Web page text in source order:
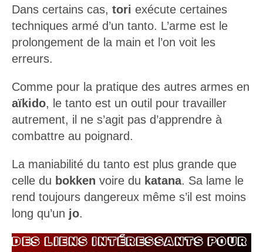
techniques armé d’un tanto. L’arme est le
prolongement de la main et l’on voit les
erreurs.
aïkido, le tanto est un outil pour travailler
autrement, il ne s’agit pas d’apprendre à
combattre au poignard.
celle dubokkenvoire dukatana. Sa lame le
rend toujours dangereux même s’il est moins
long qu’unjo.
ALLER PLUS LOIN :